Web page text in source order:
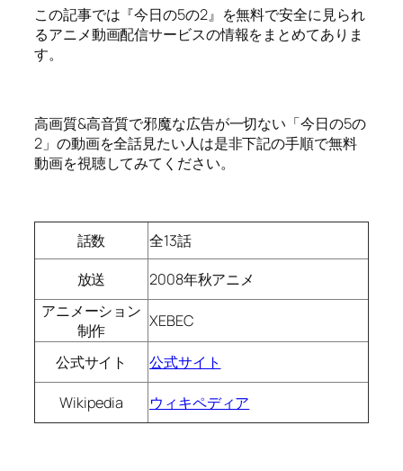
この記事では『今日の5の2』を無料で安全に見られ
るアニメ動画配信サービスの情報をまとめてありま
す。
高画質&高音質で邪魔な広告が一切ない「今日の5の
2」の動画を全話見たい人は是非下記の手順で無料
動画を視聴してみてください。
話数
全13話
放送
2008年秋アニメ
アニメーション
制作
XEBEC
公式サイト 公式サイト
Wikipedia ウィキペディア